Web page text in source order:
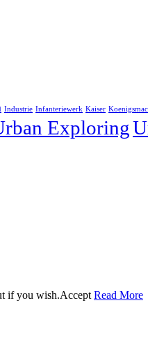
Industrie Infanteriewerk Kaiser
Exploring
if you wish.Accept Read More